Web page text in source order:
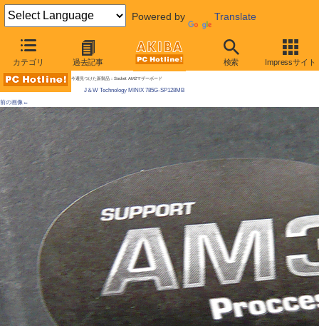
Powered by Translate
カテゴリ 過去記事 検索 Impressサイト
AKIBA PC Hotline! 2009年12月19日号
AMD 785G搭載のMini-ITXマザーが発売に
今週見つけた新製品：Socket AM2マザーボード
J＆W Technology MINIX 785G-SP128MB
前の画像←